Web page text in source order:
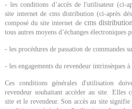
- les conditions d’accès de l'utilisateur (ci-
site internet de cms distribution (ci-après
composé du site internet de cms distribution
tous autres moyens d’échanges électroniques
- les procédures de passation de commandes
- les engagements du revendeur intrinsèques
Ces conditions générales d'utilisation
revendeur souhaitant accéder au site. Elles
site et le revendeur. Son accès au site signifie